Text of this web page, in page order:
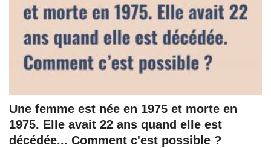
Une femme est née en 1975 et morte en
1975. Elle avait 22 ans quand elle est
décédée... Comment c'est possible ?